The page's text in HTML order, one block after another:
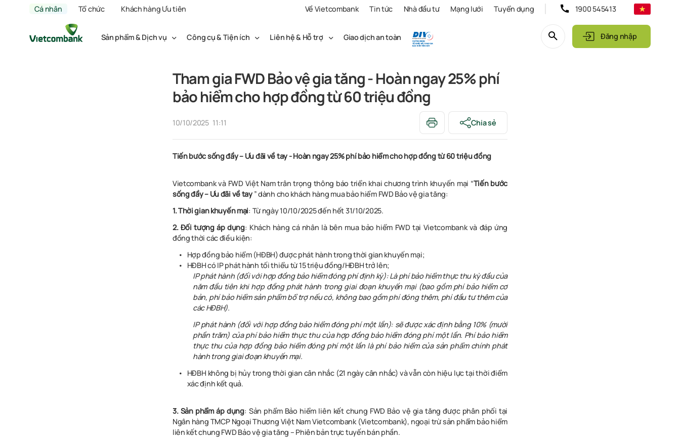
Cá nhân Tổ chức Khách hàng Ưu tiên Về Vietcombank Tin tức Nhà đầu tư Mạng lưới Tuyển dụng 1900 545413
Sản phẩm & Dịch vụ Công cụ & Tiện ích Liên hệ & Hỗ trợ Giao dịch an toàn Đăng nhập
Tham gia FWD Bảo vệ gia tăng - Hoàn ngay 25% phí
bảo hiểm cho hợp đồng từ 60 triệu đồng
10/10/2025 11:11 Chia sẻ
Tiến bước sống đầy – Ưu đãi về tay - Hoàn ngay 25% phí bảo hiểm cho hợp đồng từ 60 triệu đồng
Vietcombank và FWD Việt Nam trân trọng thông báo triển khai chương trình khuyến mại “Tiến bước
sống đầy – Ưu đãi về tay” dành cho khách hàng mua bảo hiểm FWD Bảo vệ gia tăng:
1. Thời gian khuyến mại: Từ ngày 10/10/2025 đến hết 31/10/2025.
2. Đối tượng áp dụng: Khách hàng cá nhân là bên mua bảo hiểm FWD tại Vietcombank và đáp ứng
đồng thời các điều kiện:
Hợp đồng bảo hiểm (HĐBH) được phát hành trong thời gian khuyến mại;
HĐBH có IP phát hành tối thiểu từ 15 triệu đồng/HĐBH trở lên;
IP phát hành (đối với hợp đồng bảo hiểm đóng phí định kỳ): Là phí bảo hiểm thực thu kỳ đầu của
năm đầu tiên khi hợp đồng phát hành trong giai đoạn khuyến mại (bao gồm phí bảo hiểm cơ
bản, phí bảo hiểm sản phẩm bổ trợ nếu có, không bao gồm phí đóng thêm, phí đầu tư thêm của
các HĐBH).
IP phát hành (đối với hợp đồng bảo hiểm đóng phí một lần): sẽ được xác định bằng 10% (mười
phần trăm) của phí bảo hiểm thực thu của hợp đồng bảo hiểm đóng phí một lần. Phí bảo hiểm
thực thu của hợp đồng bảo hiểm đóng phí một lần là phí bảo hiểm của sản phẩm chính phát
hành trong giai đoạn khuyến mại.
HĐBH không bị hủy trong thời gian cân nhắc (21 ngày cân nhắc) và vẫn còn hiệu lực tại thời điểm
xác định kết quả.
3. Sản phẩm áp dụng: Sản phẩm Bảo hiểm liên kết chung FWD Bảo vệ gia tăng được phân phối tại
Ngân hàng TMCP Ngoại Thương Việt Nam Vietcombank (Vietcombank), ngoại trừ sản phẩm bảo hiểm
liên kết chung FWD Bảo vệ gia tăng – Phiên bản trực tuyến bán phần.